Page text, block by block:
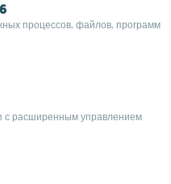
процессов, файлов, программ
с расширенным управлением